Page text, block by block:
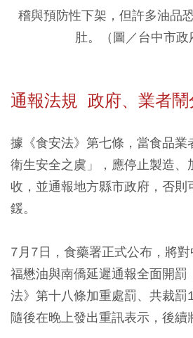
稽與預防性下架，但許多油品
肚。（圖／台中市政
通報法規 政府、業者鬧
據《食安法》第七條，當食品業
衛生安全之虞」，應停止製造、
收，並通報地方縣市政府，否則
鍰。
7月7日，食藥署正式公布，將對
福懋油與南僑延遲通報全面開罰
法》第十八條加重處罰、共裁
隨後在晚上發出重訊表示，後續